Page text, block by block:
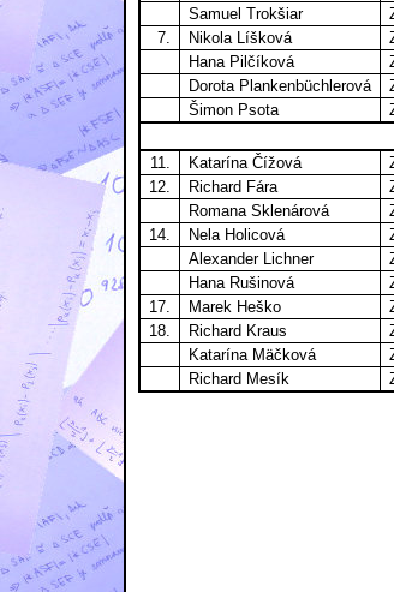
Samuel Trokšiar
7.
Nikola Líšková
Hana Pilčíková
Dorota Plankenbüchlerová
Šimon Psota
11.
Katarína Čížová
12.
Richard Fára
Romana Sklenárová
14.
Nela Holicová
Alexander Lichner
Hana Rušinová
17.
Marek Heško
18.
Richard Kraus
Katarína Mäčková
Richard Mesík